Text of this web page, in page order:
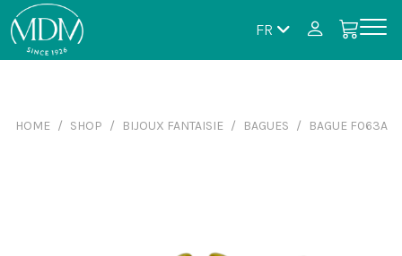
FR
HOME SHOP BIJOUX FANTAISIE BAGUES BAGUE F063A